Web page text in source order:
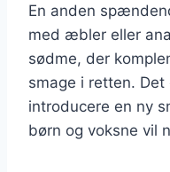
En anden
med æbler eller
sødme, der
smage i retten.
introducere en ny
børn og voksne vil